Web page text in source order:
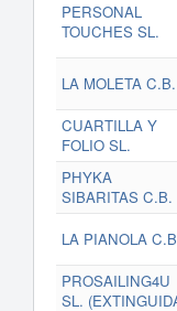
PERSONAL
TOUCHES SL.
LA MOLETA C.B.
CUARTILLA Y
FOLIO SL.
PHYKA
SIBARITAS C.B.
LA PIANOLA
PROSAILING4U
SL.